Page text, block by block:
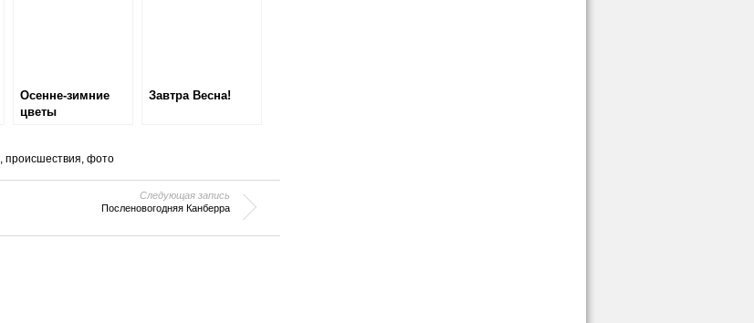
Осенне-зимние
цветы
Завтра Весна!
, происшествия, фото
Следующая запись
Посленовогодняя Канберра